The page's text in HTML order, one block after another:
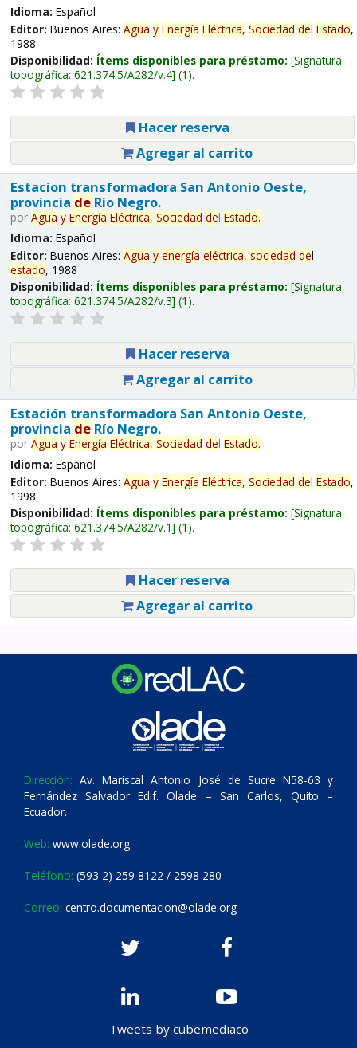
Idioma: Español
Editor: Buenos Aires: Agua y Energía Eléctrica, Sociedad del Estado,
1988
Disponibilidad: Ítems disponibles para préstamo: Signatura
topográfica: 621.374.5/A282/v.4 (1).
Hacer reserva
Agregar al carrito
Estacion transformadora San Antonio Oeste,
provincia deRío Negro.
por Agua y Energía Eléctrica, Sociedad del Estado.
Idioma: Español
Editor: Buenos Aires: Agua y energía eléctrica, sociedad del
estado, 1988
Disponibilidad: Ítems disponibles para préstamo: Signatura
topográfica: 621.374.5/A282/v.3 (1).
Hacer reserva
Agregar al carrito
Estación transformadora San Antonio Oeste,
provincia deRío Negro.
por Agua y Energía Eléctrica, Sociedad del Estado.
Idioma: Español
Editor: Buenos Aires: Agua y Energía Eléctrica, Sociedad del Estado,
1998
Disponibilidad: Ítems disponibles para préstamo: Signatura
topográfica: 621.374.5/A282/v.1 (1).
Hacer reserva
Agregar al carrito
Dirección: Av. Mariscal Antonio José de Sucre N58-63 y
Fernández Salvador Edif. Olade – San Carlos, Quito –
Ecuador.
Web: www.olade.org
Teléfono: (593 2) 259 8122 / 2598 280
Correo: centro.documentacion@olade.org
Tweets by cubemediaco